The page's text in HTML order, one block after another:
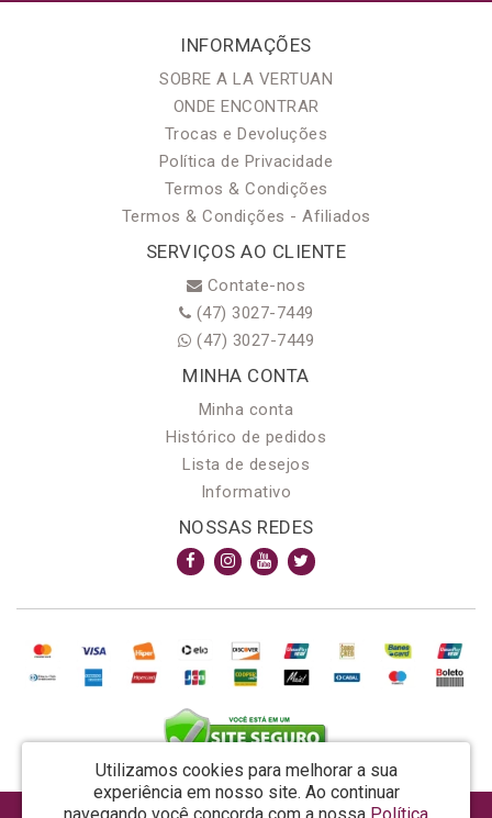
INFORMAÇÕES
SOBRE A LA VERTUAN
ONDE ENCONTRAR
Trocas e Devoluções
Política de Privacidade
Termos & Condições
Termos & Condições - Afiliados
SERVIÇOS AO CLIENTE
Contate-nos
(47) 3027-7449
(47) 3027-7449
MINHA CONTA
Minha conta
Histórico de pedidos
Lista de desejos
Informativo
NOSSAS REDES
Utilizamos cookies para melhorar a sua
experiência em nosso site. Ao continuar